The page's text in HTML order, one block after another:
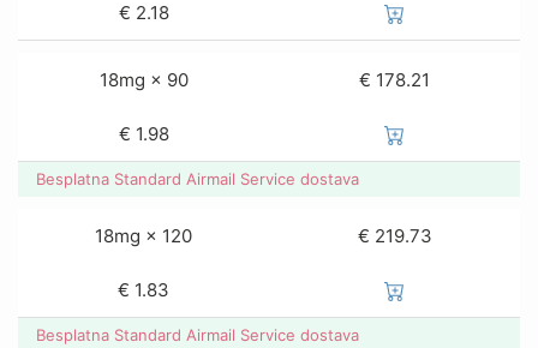
€ 2.18
18mg × 90 € 178.21
€ 1.98
Besplatna Standard Airmail Service dostava
18mg × 120 € 219.73
€ 1.83
Besplatna Standard Airmail Service dostava